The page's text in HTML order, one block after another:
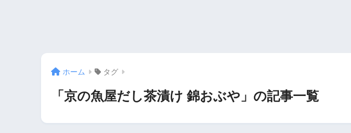
ホーム タグ
「京の魚屋だし茶漬け 錦おぶや」の記事一覧